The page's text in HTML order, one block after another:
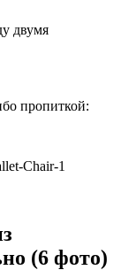
двумя
пропиткой:
Chair-1
(6 фото)